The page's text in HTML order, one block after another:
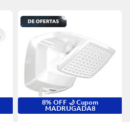
8% OFF 🌙 Cupom
MADRUGADA8